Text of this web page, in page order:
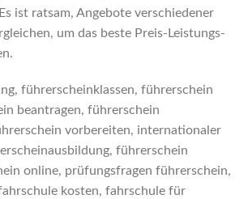
ist ratsam, Angebote verschiedener
um das beste Preis-Leistungs-
führerscheinklassen, führerschein
beantragen, führerschein
vorbereiten, internationaler
führerschein
online, prüfungsfragen führerschein,
kosten, fahrschule für